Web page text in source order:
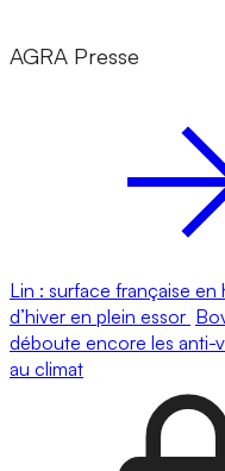
AGRA Presse
Lin : surface française
d’hiver en plein essor
déboute encore les anti-
au climat